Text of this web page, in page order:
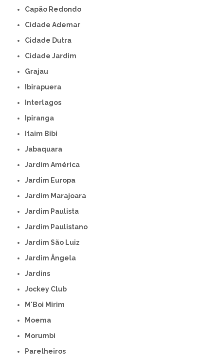
Capão Redondo
Cidade Ademar
Cidade Dutra
Cidade Jardim
Grajau
Ibirapuera
Interlagos
Ipiranga
Itaim Bibi
Jabaquara
Jardim América
Jardim Europa
Jardim Marajoara
Jardim Paulista
Jardim Paulistano
Jardim São Luiz
Jardim Ângela
Jardins
Jockey Club
M'Boi Mirim
Moema
Morumbi
Parelheiros